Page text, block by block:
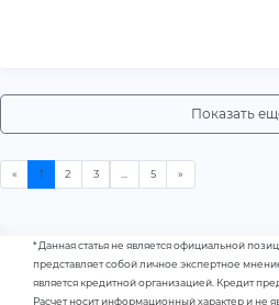
Показать
* Данная статья не является официальной
представляет собой личное экспертное
является кредитной организацией. Кредит
Расчет носит информационный характер и не